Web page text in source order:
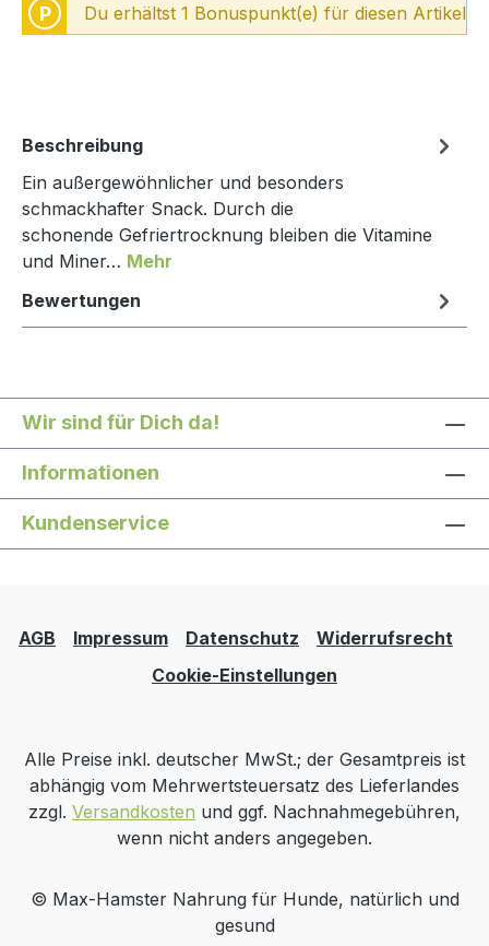
P Du erhältst 1 Bonuspunkt(e) für diesen Artikel
Beschreibung
Ein außergewöhnlicher und besonders
schmackhafter Snack. Durch die
schonende Gefriertrocknung bleiben die Vitamine
und Miner… Mehr
Bewertungen
Wir sind für Dich da!
Informationen
Kundenservice
AGB Impressum Datenschutz
Widerrufsrecht
Cookie-Einstellungen
Alle Preise inkl. deutscher MwSt.; der Gesamtpreis ist
abhängig vom Mehrwertsteuersatz des Lieferlandes
zzgl. Versandkosten und ggf. Nachnahmegebühren,
wenn nicht anders angegeben.
© Max-Hamster Nahrung für Hunde, natürlich und
gesund